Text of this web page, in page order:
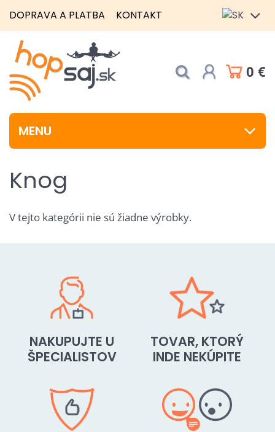
DOPRAVA A PLATBA KONTAKT
0 €
MENU
Knog
V tejto kategórii nie sú žiadne výrobky.
NAKUPUJTE U
ŠPECIALISTOV
TOVAR, KTORÝ
INDE NEKÚPITE